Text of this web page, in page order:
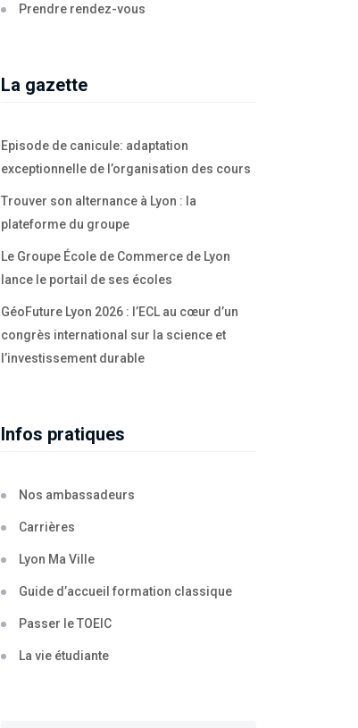
Prendre rendez-vous
La gazette
Episode de canicule: adaptation
exceptionnelle de l’organisation des cours
Trouver son alternance à Lyon : la
plateforme du groupe
Le Groupe École de Commerce de Lyon
lance le portail de ses écoles
GéoFuture Lyon 2026 : l’ECL au cœur d’un
congrès international sur la science et
l’investissement durable
Infos pratiques
Nos ambassadeurs
Carrières
Lyon Ma Ville
Guide d’accueil formation classique
Passer le TOEIC
La vie étudiante